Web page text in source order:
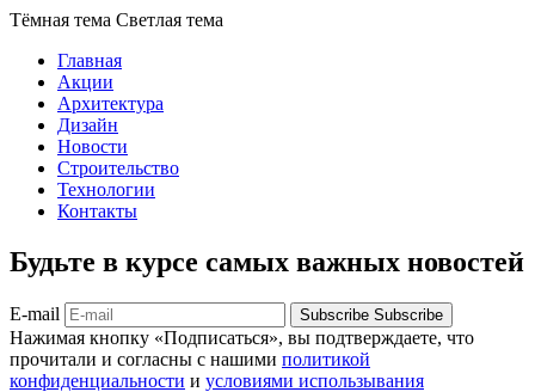
Тёмная тема Светлая тема
Главная
Акции
Архитектура
Дизайн
Новости
Строительство
Технологии
Контакты
Будьте в курсе самых важных новостей
E-mail Subscribe Subscribe
Нажимая кнопку «Подписаться», вы подтверждаете, что
прочитали и согласны с нашими политикой
конфиденциальности и условиями использывания